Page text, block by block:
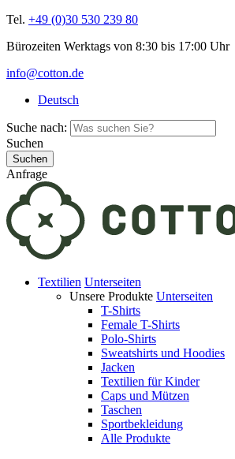
Tel. +49 (0)30 530 239 80
Bürozeiten Werktags von 8:30 bis 17:00 Uhr
info@cotton.de
Deutsch
Suche nach:
Suchen
Anfrage
Textilien Unterseiten
Unsere Produkte Unterseiten
T-Shirts
Female T-Shirts
Polo-Shirts
Sweatshirts und Hoodies
Jacken
Textilien für Kinder
Caps und Mützen
Taschen
Sportbekleidung
Alle Produkte